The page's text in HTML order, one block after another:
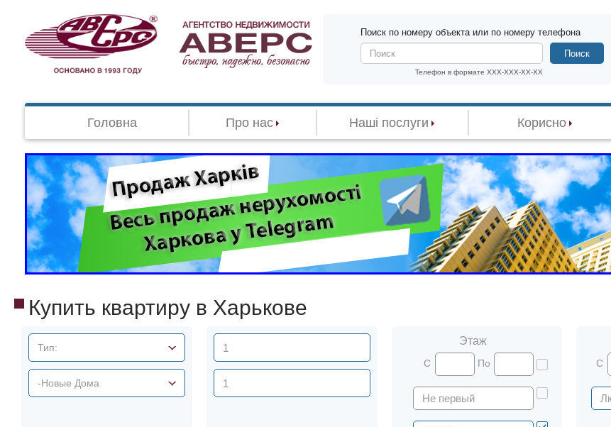
Поиск по номеру объекта или по номеру телефона
Телефон в формате XXX-XXX-XX-XX
Поиск
Головна Про нас Наші послуги Корисно
Купить квартиру в Харькове
Тип:
-Новые Дома
Этаж
С По С